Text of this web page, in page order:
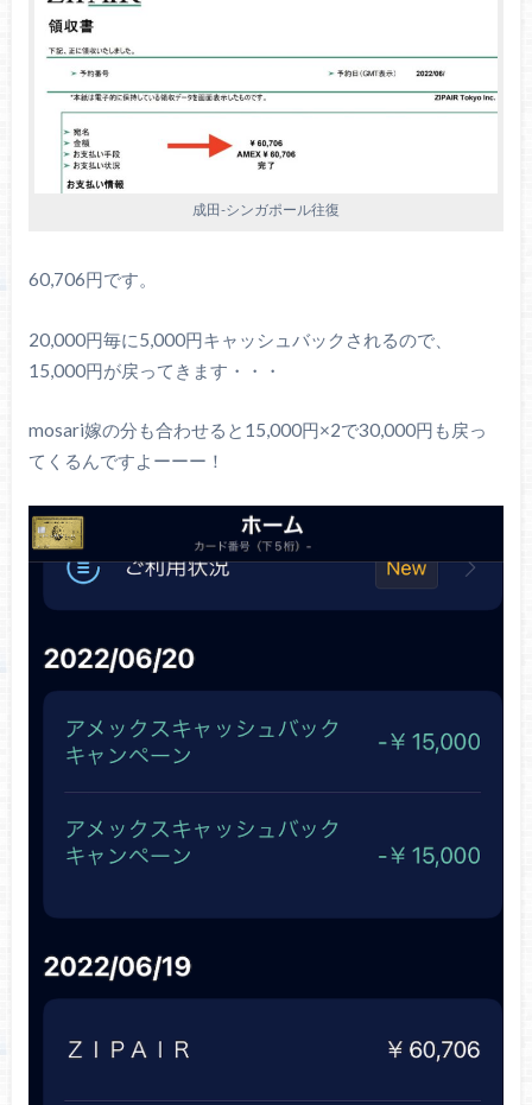
成田-シンガポール往復
60,706円です。
20,000円毎に5,000円キャッシュバックされるので、
15,000円が戻ってきます・・・
mosari嫁の分も合わせると15,000円×2で30,000円も戻っ
てくるんですよーーー！